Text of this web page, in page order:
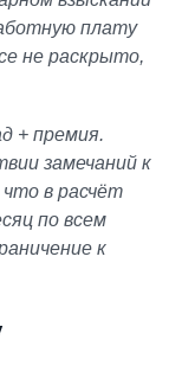
плату
не раскрыто,
+ премия.
замечаний к
в расчёт
по всем
к